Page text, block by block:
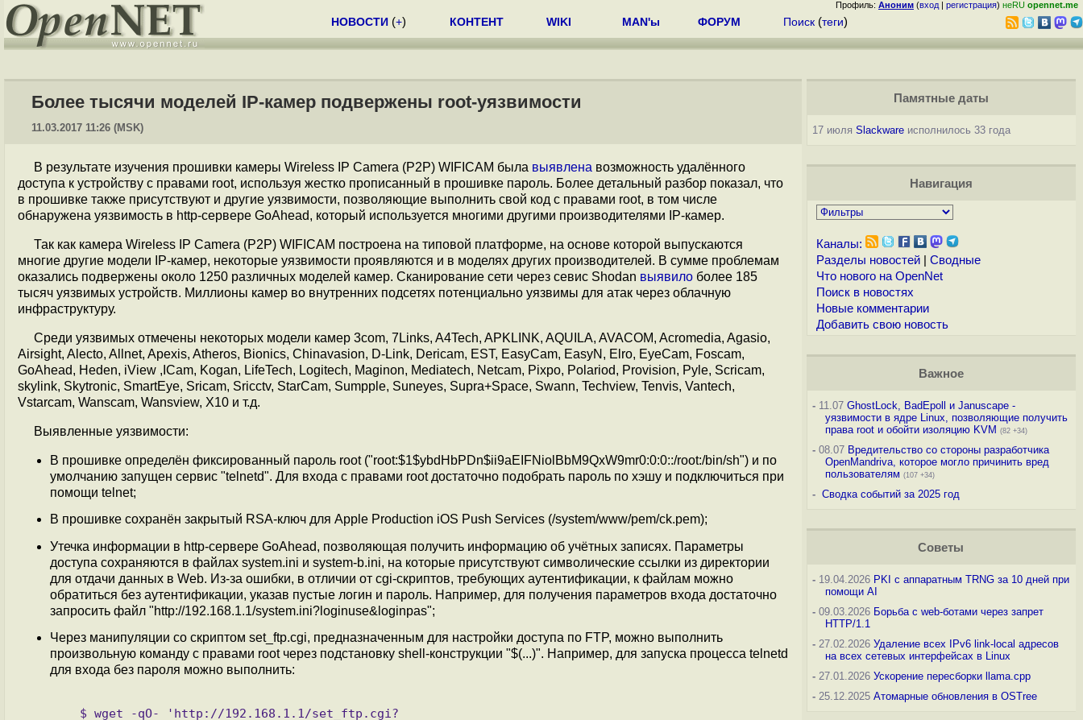
Профиль: Аноним (вход | регистрация) неRU opennet.me
НОВОСТИ (+) КОНТЕНТ WIKI MAN'ы ФОРУМ Поиск (теги)
Более тысячи моделей IP-камер подвержены root-уязвимости
11.03.2017 11:26 (MSK)
В результате изучения прошивки камеры Wireless IP Camera (P2P) WIFICAM была выявлена возможность удалённого
доступа к устройству с правами root, используя жестко прописанный в прошивке пароль. Более детальный разбор показал, что
в прошивке также присутствуют и другие уязвимости, позволяющие выполнить свой код с правами root, в том числе
обнаружена уязвимость в http-сервере GoAhead, который используется многими другими производителями IP-камер.
Так как камера Wireless IP Camera (P2P) WIFICAM построена на типовой платформе, на основе которой выпускаются
многие другие модели IP-камер, некоторые уязвимости проявляются и в моделях других производителей. В сумме проблемам
оказались подвержены около 1250 различных моделей камер. Сканирование сети через севис Shodan выявило более 185
тысяч уязвимых устройств. Миллионы камер во внутренних подсетях потенциально уязвимы для атак через облачную
инфраструктуру.
Среди уязвимых отмечены некоторых модели камер 3com, 7Links, A4Tech, APKLINK, AQUILA, AVACOM, Acromedia, Agasio,
Airsight, Alecto, Allnet, Apexis, Atheros, Bionics, Chinavasion, D-Link, Dericam, EST, EasyCam, EasyN, Elro, EyeCam, Foscam,
GoAhead, Heden, iView ,ICam, Kogan, LifeTech, Logitech, Maginon, Mediatech, Netcam, Pixpo, Polariod, Provision, Pyle, Scricam,
skylink, Skytronic, SmartEye, Sricam, Sricctv, StarCam, Sumpple, Suneyes, Supra+Space, Swann, Techview, Tenvis, Vantech,
Vstarcam, Wanscam, Wansview, X10 и т.д.
Выявленные уязвимости:
В прошивке определён фиксированный пароль root ("root:$1$ybdHbPDn$ii9aEIFNiolBbM9QxW9mr0:0:0::/root:/bin/sh") и по
умолчанию запущен сервис "telnetd". Для входа с правами root достаточно подобрать пароль по хэшу и подключиться при
помощи telnet;
В прошивке сохранён закрытый RSA-ключ для Apple Production iOS Push Services (/system/www/pem/ck.pem);
Утечка информации в http-сервере GoAhead, позволяющая получить информацию об учётных записях. Параметры
доступа сохраняются в файлах system.ini и system-b.ini, на которые присутствуют символические ссылки из директории
для отдачи данных в Web. Из-за ошибки, в отличии от cgi-скриптов, требующих аутентификации, к файлам можно
обратиться без аутентификации, указав пустые логин и пароль. Например, для получения параметров входа достаточно
запросить файл "http://192.168.1.1/system.ini?loginuse&loginpas";
Через манипуляции со скриптом set_ftp.cgi, предназначенным для настройки доступа по FTP, можно выполнить
произвольную команду с правами root через подстановку shell-конструкции "$(...)". Например, для запуска процесса telnetd
для входа без пароля можно выполнить:
Памятные даты
17 июля Slackwareисполнилось 33 года
Навигация
Каналы:
Разделы новостей| Сводные
Что нового на OpenNet
Поиск в новостях
Новые комментарии
Добавить свою новость
Важное
-11.07 GhostLock, BadEpoll и Januscape -
уязвимости в ядре Linux, позволяющие получить
права root и обойти изоляцию KVM (82 +34)
-08.07 Вредительство со стороны разработчика
OpenMandriva, которое могло причинить вред
пользователям (107 +34)
- Сводка событий за 2025 год
Советы
-19.04.2026 PKI с аппаратным TRNG за 10 дней при
помощи AI
-09.03.2026 Борьба с web-ботами через запрет
HTTP/1.1
-27.02.2026 Удаление всех IPv6 link-local адресов
на всех сетевых интерфейсах в Linux
-27.01.2026 Ускорение пересборки llama.cpp
-25.12.2025 Атомарные обновления в OSTree